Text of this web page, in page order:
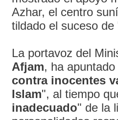
Azhar, el centro
tildado el suceso de
La portavoz del
Afjam, ha
contra inocentes
Islam", al tiempo
inadecuado" de la